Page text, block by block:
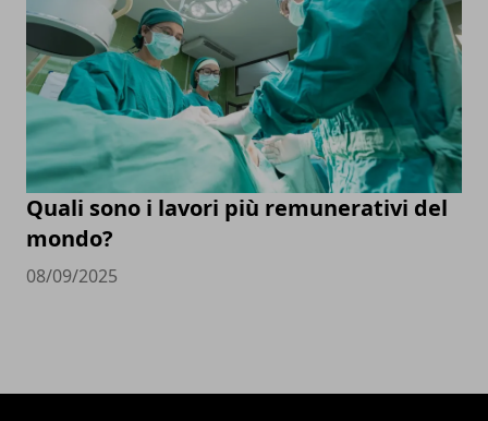
Quali sono i lavori più remunerativi del
mondo?
08/09/2025